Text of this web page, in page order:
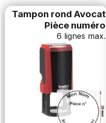
Tampon rond Avocat
Pièce numéro
6 lignes max.